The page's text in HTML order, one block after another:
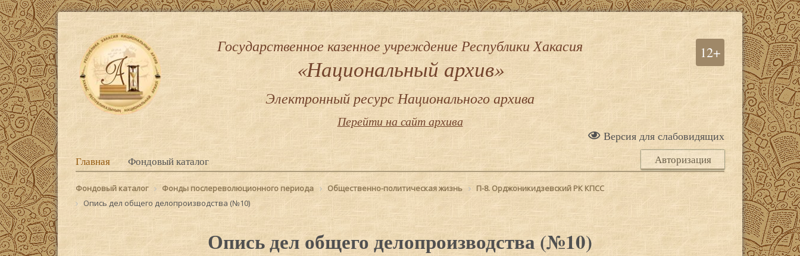
Государственное казенное учреждение Республики Хакасия
«Национальный архив»
Электронный ресурс Национального архива
Перейти на сайт архива
12+
Версия для слабовидящих
Главная Фондовый каталог Авторизация
Фондовый каталог Фонды послереволюционного периода Общественно-политическая жизнь
П-8. Орджоникидзевский РК КПСС
Опись дел общего делопроизводства (№10)
Опись дел общего делопроизводства (№10)